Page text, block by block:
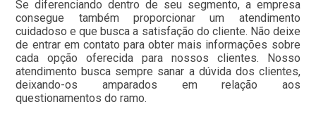
Se diferenciando dentro de seu segmento, a empresa
consegue também proporcionar um atendimento
cuidadoso e que busca a satisfação do cliente. Não deixe
de entrar em contato para obter mais informações sobre
cada opção oferecida para nossos clientes. Nosso
atendimento busca sempre sanar a dúvida dos clientes,
deixando-os amparados em relação aos
questionamentos do ramo.